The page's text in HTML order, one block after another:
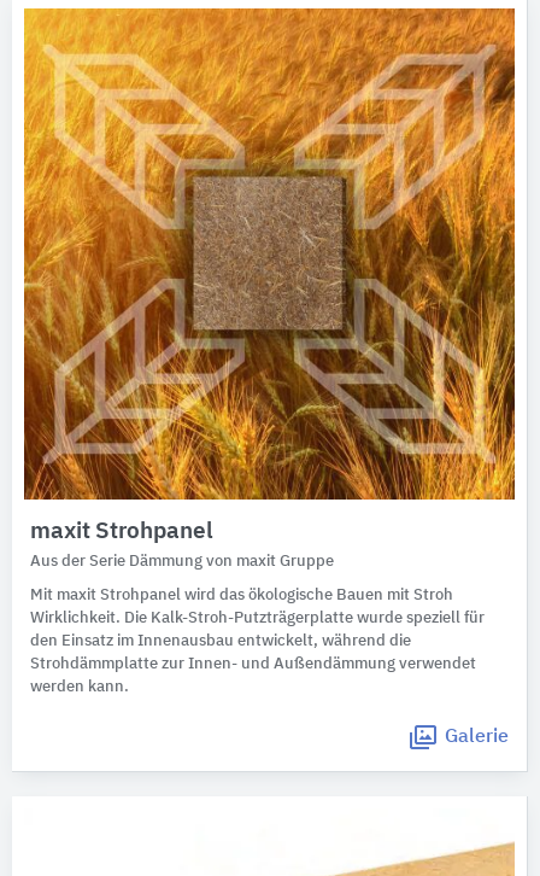
maxit Strohpanel
Aus der Serie Dämmung von maxit Gruppe
Mit maxit Strohpanel wird das ökologische Bauen mit Stroh
Wirklichkeit. Die Kalk-Stroh-Putzträgerplatte wurde speziell für
den Einsatz im Innenausbau entwickelt, während die
Strohdämmplatte zur Innen- und Außendämmung verwendet
werden kann.
Galerie